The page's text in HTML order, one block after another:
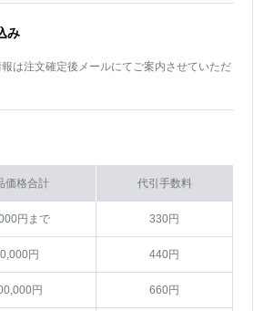
み
は注文確定後メールにてご案内させていただ
価格合計 代引手数料
円まで 330円
円 440円
円 660円